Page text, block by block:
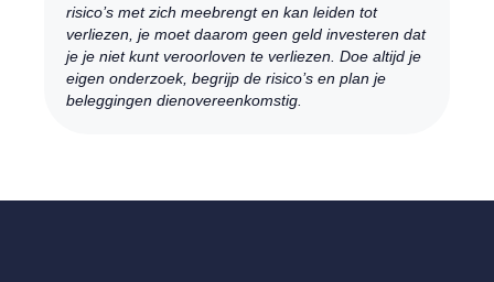
risico’s met zich meebrengt en kan leiden tot
verliezen, je moet daarom geen geld investeren dat
je je niet kunt veroorloven te verliezen. Doe altijd je
eigen onderzoek, begrijp de risico’s en plan je
beleggingen dienovereenkomstig.